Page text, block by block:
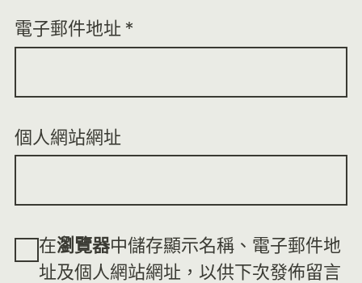
電子郵件地址 *
個人網站網址
在瀏覽器中儲存顯示名稱、電子郵件地
址及個人網站網址，以供下次發佈留言